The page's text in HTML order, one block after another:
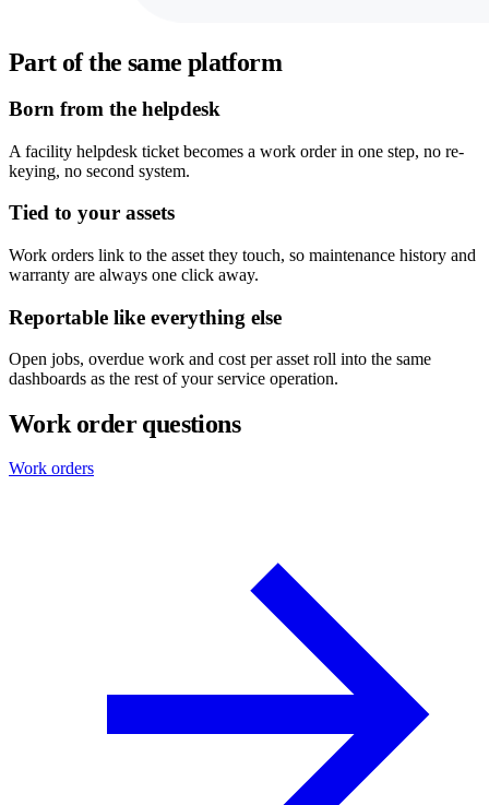
Part of the same platform
Born from the helpdesk
A facility helpdesk ticket becomes a work order in one step, no re-
keying, no second system.
Tied to your assets
Work orders link to the asset they touch, so maintenance history and
warranty are always one click away.
Reportable like everything else
Open jobs, overdue work and cost per asset roll into the same
dashboards as the rest of your service operation.
Work order questions
Work orders